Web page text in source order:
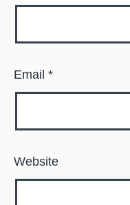
Email *
Website